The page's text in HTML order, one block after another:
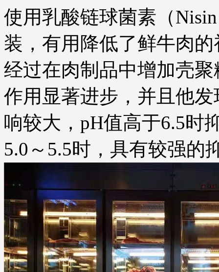
使用乳酸链球菌素（
装，有用降低了鲜牛肉
经过在肉制品中增加壳
作用显著进步，并且他
响较大，pH值高于6.5时
5.0～5.5时，具有较强的